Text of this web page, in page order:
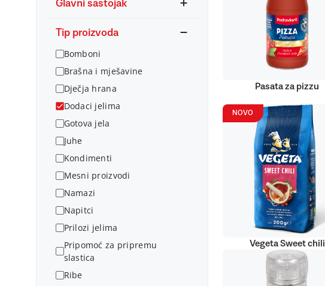
Glavni sastojak
Tip proizvoda
Bomboni
Brašna i mješavine
Dječja hrana
Dodaci jelima
Gotova jela
Juhe
Kondimenti
Mesni proizvodi
Namazi
Napitci
Prilozi jelima
Pripomoć za pripremu
slastica
Ribe
Pasata za pizzu
NOVO
Vegeta Sweet chili